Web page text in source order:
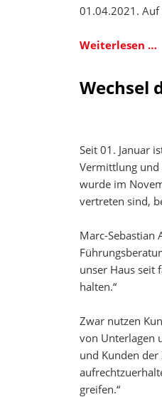
01.04.2021. Auf
Weiterlesen …
Wechsel
Seit 01. Januar
Vermittlung und
wurde im
vertreten sind,
Marc-Sebastian
unser Haus seit
halten.“
Zwar nutzen
von Unterlagen
und Kunden
greifen.“